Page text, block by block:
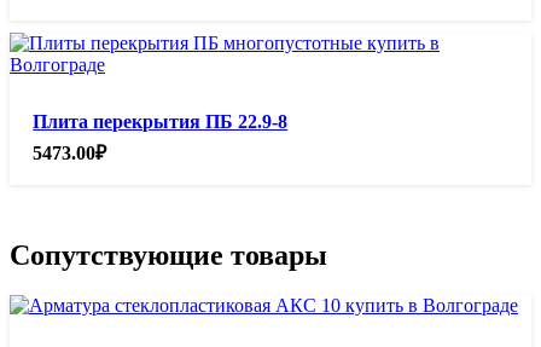
Плита перекрытия ПБ 22.9-8
5473.00₽
Сопутствующие товары